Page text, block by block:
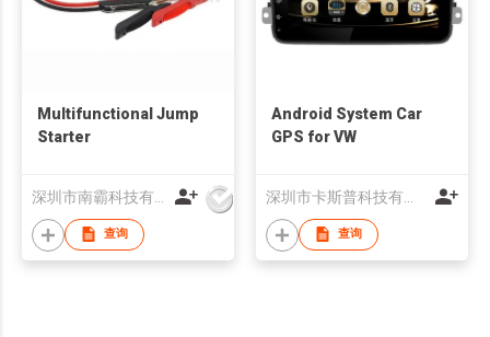
Multifunctional Jump
Starter
查询
Android System Car
GPS for VW
查询